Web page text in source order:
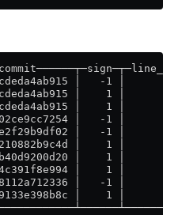
│ cdeda4ab915 │   -1 │
│ cdeda4ab915 │    1
│ cdeda4ab915 │
│ 02ce9cc7254 │   -1 │
│ e2f29b9df02 │   -1
│ 210882b9c4d │
│ b40d9200d20 │
│ 4c391f8e994 │    1
│ 8112a712336 │   -1
9133e398b8c │    1 │